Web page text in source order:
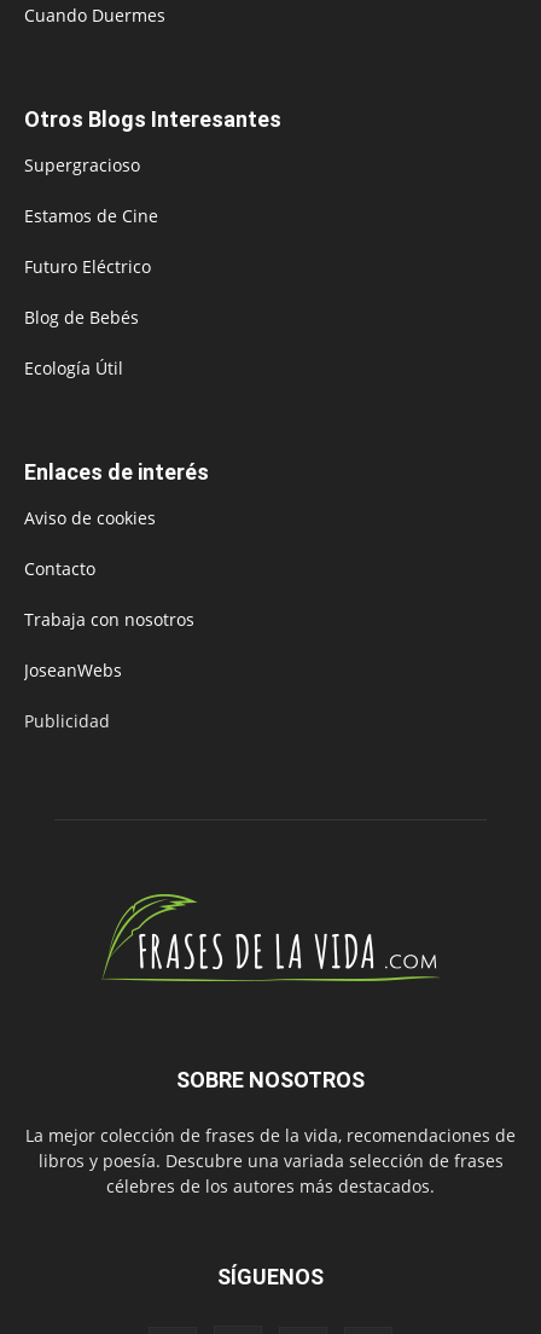
Cuando Duermes
Otros Blogs Interesantes
Supergracioso
Estamos de Cine
Futuro Eléctrico
Blog de Bebés
Ecología Útil
Enlaces de interés
Aviso de cookies
Contacto
Trabaja con nosotros
JoseanWebs
Publicidad
SOBRE NOSOTROS
La mejor colección de frases de la vida, recomendaciones de
libros y poesía. Descubre una variada selección de frases
célebres de los autores más destacados.
SÍGUENOS